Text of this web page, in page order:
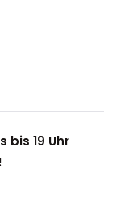
19 Uhr